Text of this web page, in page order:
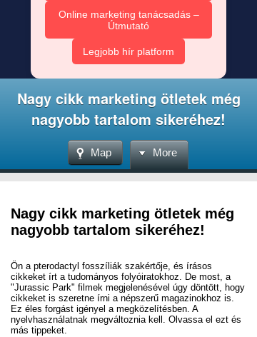
Online marketing tanácsadás –
Útmutató
Legjobb hír platform
Nagy cikk marketing ötletek még
nagyobb tartalom sikeréhez!
Map More
Nagy cikk marketing ötletek még
nagyobb tartalom sikeréhez!
Ön a pterodactyl fosszíliák szakértője, és írásos
cikkeket írt a tudományos folyóiratokhoz. De most, a
"Jurassic Park" filmek megjelenésével úgy döntött, hogy
cikkeket is szeretne írni a népszerű magazinokhoz is.
Ez éles forgást igényel a megközelítésben. A
nyelvhasználatnak megváltoznia kell. Olvassa el ezt és
más tippeket.